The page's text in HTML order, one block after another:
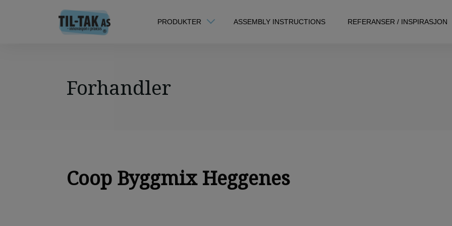
PRODUKTER ASSEMBLY INSTRUCTIONS REFERANSER / INSPIRASJON
Forhandler
Coop Byggmix Heggenes